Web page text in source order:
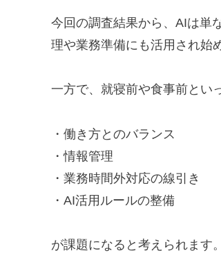
今回の調査結果から、AIは単
理や業務準備にも活用され始
一方で、就寝前や食事前とい
・働き方とのバランス
・情報管理
・業務時間外対応の線引き
・AI活用ルールの整備
が課題になると考えられます。